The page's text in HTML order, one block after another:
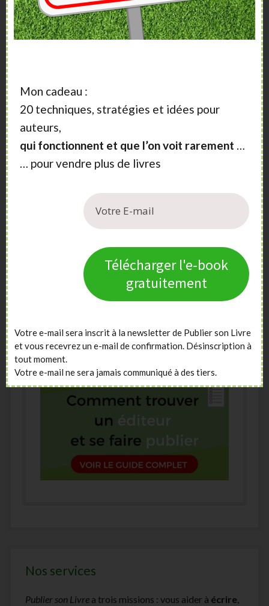
Adresse : 25 bd Romain Rolland, 75014 Paris
Email :editions@seuil.com
21. L’Atelier de création libertaire
Petite maison indépendante dédiée à la philosophie
politique, l’éthique et la critique sociale.
Adresse : 91 rue Montesquieu, 69007 Lyon
acl@atelierdecreationlibertaire.com
Nos services
Publier son Livre a trois missions : vous aider à écrire,
Mon cadeau :
20 techniques, stratégies et idées pour
auteurs,
qui fonctionnent et que l’on voit rarement …
… pour vendre plus de livres
Télécharger l'e-book
gratuitement
Votre e-mail sera inscrit à la newsletter de Publier son Livre
et vous recevrez un e-mail de confirmation. Désinscription à
tout moment.
Votre e-mail ne sera jamais communiqué à des tiers.